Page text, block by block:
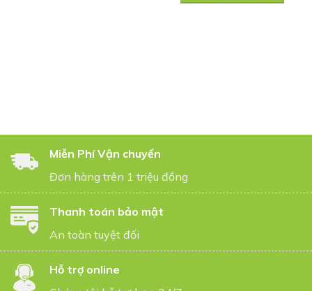
Miễn Phí Vận chuyển
Đơn hàng trên 1 triệu đồng
Thanh toán bảo mật
An toàn tuyệt đối
Hỗ trợ online